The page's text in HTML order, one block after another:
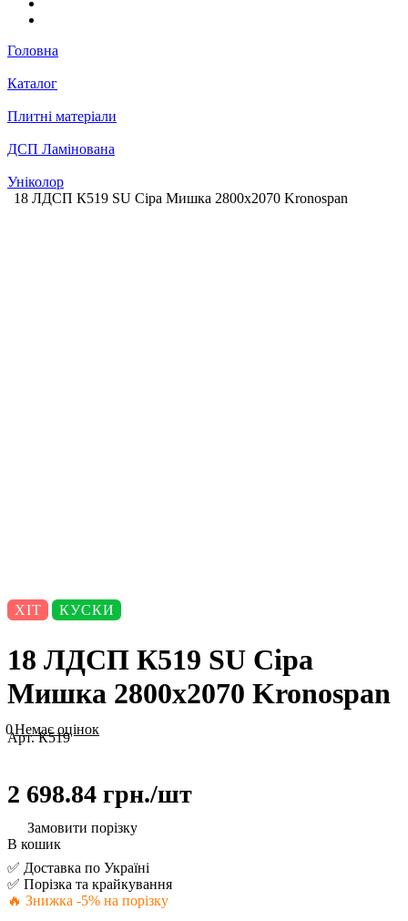
Головна
Каталог
Плитні матеріали
ДСП Ламінована
Уніколор
18 ЛДСП К519 SU Сіра Мишка 2800х2070 Kronospan
ХІТ КУСКИ
18 ЛДСП К519 SU Сіра
Мишка 2800х2070 Kronospan
0Немає оцінок
Арт.К519
2 698.84 грн./шт
Замовити порізку
В кошик
✅ Доставка по Україні
✅ Порізка та крайкування
🔥 Знижка -5% на порізку